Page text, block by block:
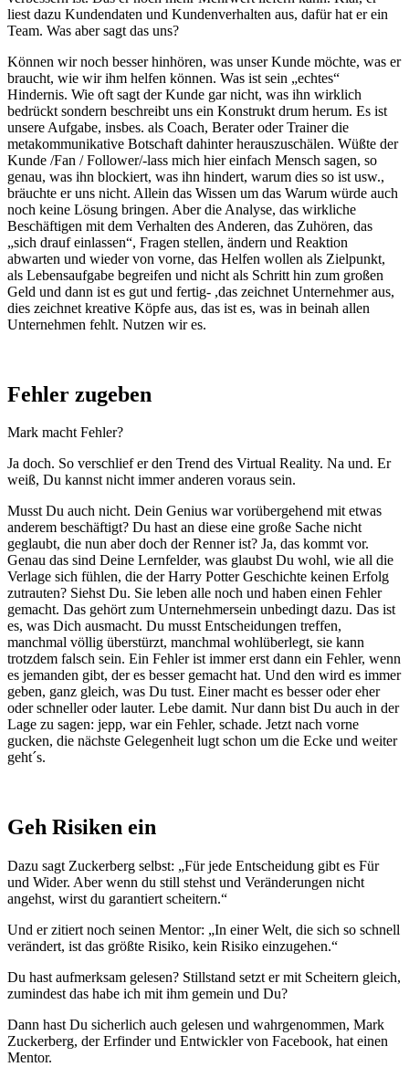
liest dazu Kundendaten und Kundenverhalten aus, dafür hat er ein
Team. Was aber sagt das uns?
Können wir noch besser hinhören, was unser Kunde möchte, was er
braucht, wie wir ihm helfen können. Was ist sein „echtes“
Hindernis. Wie oft sagt der Kunde gar nicht, was ihn wirklich
bedrückt sondern beschreibt uns ein Konstrukt drum herum. Es ist
unsere Aufgabe, insbes. als Coach, Berater oder Trainer die
metakommunikative Botschaft dahinter herauszuschälen. Wüßte der
Kunde /Fan / Follower/-lass mich hier einfach Mensch sagen, so
genau, was ihn blockiert, was ihn hindert, warum dies so ist usw.,
bräuchte er uns nicht. Allein das Wissen um das Warum würde auch
noch keine Lösung bringen. Aber die Analyse, das wirkliche
Beschäftigen mit dem Verhalten des Anderen, das Zuhören, das
„sich drauf einlassen“, Fragen stellen, ändern und Reaktion
abwarten und wieder von vorne, das Helfen wollen als Zielpunkt,
als Lebensaufgabe begreifen und nicht als Schritt hin zum großen
Geld und dann ist es gut und fertig- ,das zeichnet Unternehmer aus,
dies zeichnet kreative Köpfe aus, das ist es, was in beinah allen
Unternehmen fehlt. Nutzen wir es.
Fehler zugeben
Mark macht Fehler?
Ja doch. So verschlief er den Trend des Virtual Reality. Na und. Er
weiß, Du kannst nicht immer anderen voraus sein.
Musst Du auch nicht. Dein Genius war vorübergehend mit etwas
anderem beschäftigt? Du hast an diese eine große Sache nicht
geglaubt, die nun aber doch der Renner ist? Ja, das kommt vor.
Genau das sind Deine Lernfelder, was glaubst Du wohl, wie all die
Verlage sich fühlen, die der Harry Potter Geschichte keinen Erfolg
zutrauten? Siehst Du. Sie leben alle noch und haben einen Fehler
gemacht. Das gehört zum Unternehmersein unbedingt dazu. Das ist
es, was Dich ausmacht. Du musst Entscheidungen treffen,
manchmal völlig überstürzt, manchmal wohlüberlegt, sie kann
trotzdem falsch sein. Ein Fehler ist immer erst dann ein Fehler, wenn
es jemanden gibt, der es besser gemacht hat. Und den wird es immer
geben, ganz gleich, was Du tust. Einer macht es besser oder eher
oder schneller oder lauter. Lebe damit. Nur dann bist Du auch in der
Lage zu sagen: jepp, war ein Fehler, schade. Jetzt nach vorne
gucken, die nächste Gelegenheit lugt schon um die Ecke und weiter
geht´s.
Geh Risiken ein
Dazu sagt Zuckerberg selbst: „Für jede Entscheidung gibt es Für
und Wider. Aber wenn du still stehst und Veränderungen nicht
angehst, wirst du garantiert scheitern.“
Und er zitiert noch seinen Mentor: „In einer Welt, die sich so schnell
verändert, ist das größte Risiko, kein Risiko einzugehen.“
Du hast aufmerksam gelesen? Stillstand setzt er mit Scheitern gleich,
zumindest das habe ich mit ihm gemein und Du?
Dann hast Du sicherlich auch gelesen und wahrgenommen, Mark
Zuckerberg, der Erfinder und Entwickler von Facebook, hat einen
Mentor.